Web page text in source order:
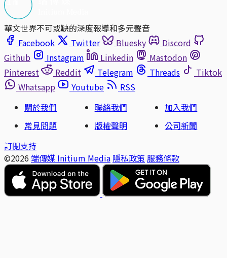
華文世界不可或缺的深度報導和多元聲音
Facebook
Twitter Bluesky
Discord
Github
Instagram Linkedin
Mastodon
Pinterest
Reddit Telegram Threads
Tiktok
Whatsapp
Youtube
RSS
關於我們
聯絡我們
加入我們
常見問題
版權聲明
公司新聞
訂閱支持
©2026 端傳媒 Initium Media 隱私政策 服務條款